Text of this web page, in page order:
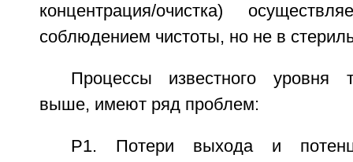
концентрация/очистка)
соблюдением чистоты, но не в
Процессы известного уровня
выше, имеют ряд проблем:
P1. Потери выхода и